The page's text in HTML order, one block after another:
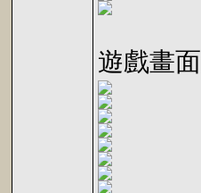
遊戲畫面